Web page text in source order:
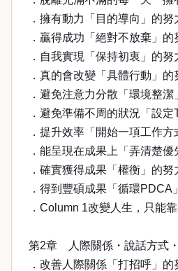
．擁有動力「目的導向」的努
．贏得成功「絕對不放棄」的
．自我實現「保持初衷」的努
．真的會改變「具體行動」的
．避免注意力分散「環境整潔
．避免準備不周的狀況「設
．提升效率「開始一項工作方
．能呈現在成果上「弄清楚
．確實獲得成果「權衡」的努
．得到豐碩成果「循環PDCA
．Column 1改變人生，只能
第2章 人際關係・說話方式
．改善人際關係「打招呼」的